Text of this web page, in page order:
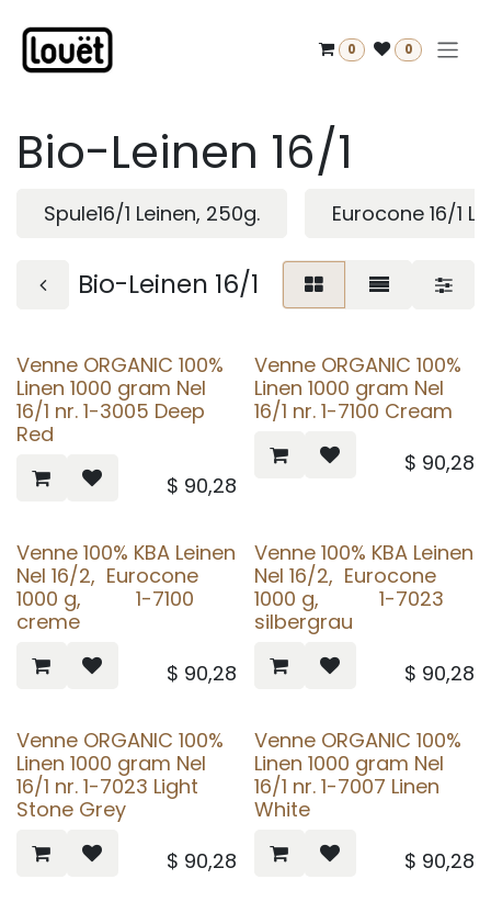
0 0
Bio-Leinen 16/1
Spule16/1 Leinen, 250g. Eurocone 16/1
Bio-Leinen 16/1
Venne ORGANIC 100%
Linen 1000 gram Nel
16/1 nr. 1-3005 Deep
Red
$ 90,28
Venne ORGANIC 100%
Linen 1000 gram Nel
16/1 nr. 1-7100 Cream
$ 90,28
Venne 100% KBA Leinen
Nel 16/2, Eurocone
1000 g, 1-7100
creme
$ 90,28
Venne 100% KBA Leinen
Nel 16/2, Eurocone
1000 g, 1-7023
silbergrau
$ 90,28
Venne ORGANIC 100%
Linen 1000 gram Nel
16/1 nr. 1-7023 Light
Stone Grey
$ 90,28
Venne ORGANIC 100%
Linen 1000 gram Nel
16/1 nr. 1-7007 Linen
White
$ 90,28